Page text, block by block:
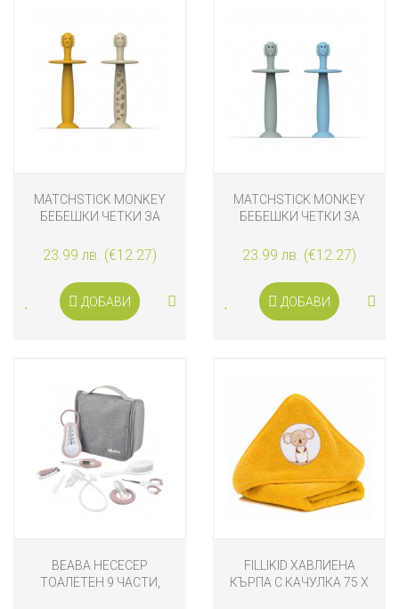
MATCHSTICK MONKEY
БЕБЕШКИ ЧЕТКИ ЗА
БРОЯ, ЛЪВ И ЖИРАФ
23.99 лв. (€12.27)
ДОБАВИ
MATCHSTICK MONKEY
БЕБЕШКИ ЧЕТКИ ЗА
БРОЯ, СИНЯ И ЗЕЛЕНЯ
23.99 лв. (€12.27)
ДОБАВИ
BEABA НЕСЕСЕР
ТОАЛЕТЕН 9 ЧАСТИ,
FILLIKID ХАВЛИЕНА
КЪРПА С КАЧУЛКА 75 Х